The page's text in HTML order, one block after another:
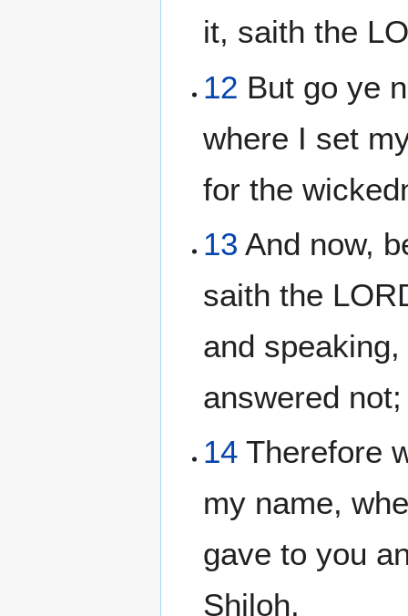
it, saith the
12 But go ye
where I set
for the
13 And now,
saith the
and
answered not;
14 Therefore
my name,
gave to you
Shiloh.